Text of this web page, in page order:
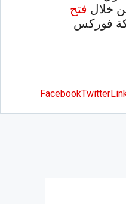
خلال فتح
فوركس
FacebookTwitter